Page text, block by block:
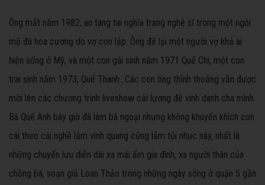
Ông mất năm 1982, an táng tai nghĩa trang nghệ sĩ trong một ngôi
mộ đá hoa cương do vợ con lập. Ông để lại một người vợ khả ai
hiện sống ở Mỹ, và một con gái sinh năm 1971 Quế Chi, một con
trai sinh năm 1973, Quế Thanh...Các con ông thỉnh thoảng vẫn được
mời lên các chương trinh liveshow cải lương đễ vinh danh cha mình.
Bà Quế Anh bây giờ đã làm bà ngoại nhưng không khuyến khích con
cái theo cái nghề lắm vinh quang cũng lắm tủi nhục này, nhất là
những chuyến lưu diễn dài xa mái ấm gia đình, xa người thân của
chồng bà, soạn giả Loan Thảo trong những ngày sống ở quận 5 gần